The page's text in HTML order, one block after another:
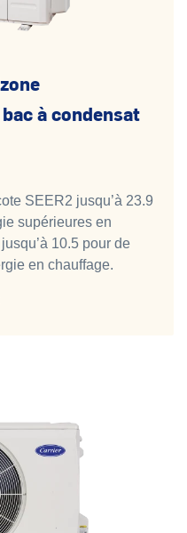
à condensat
SEER2 jusqu’à 23.9
supérieures en
10.5 pour de
en chauffage.